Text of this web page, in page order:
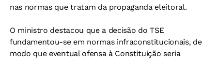
nas normas que tratam da propaganda eleitoral.
O ministro destacou que a decisão do TSE
fundamentou-se em normas infraconstitucionais, de
modo que eventual ofensa à Constituição seria